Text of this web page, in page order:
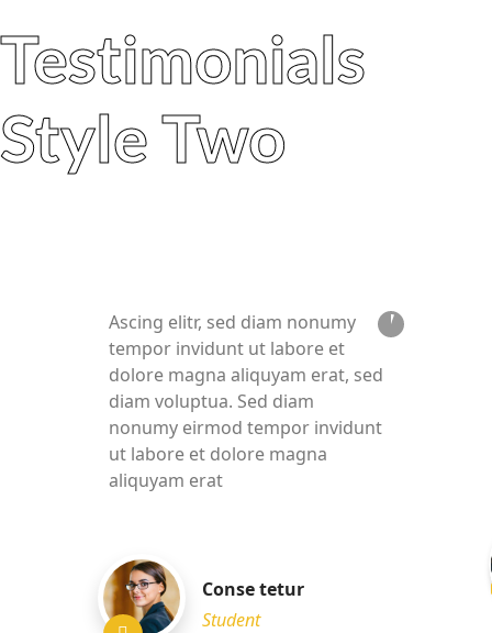
Testimonials
Style Two
Ascing elitr, sed diam nonumy
tempor invidunt ut labore et
dolore magna aliquyam erat, sed
diam voluptua. Sed diam
nonumy eirmod tempor invidunt
ut labore et dolore magna
aliquyam erat
Conse tetur
Student